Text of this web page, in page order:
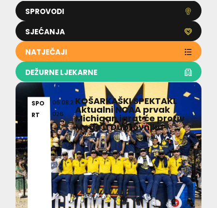
SPROVODI
SJEĆANJA
NATJEČAJI
DEŽURNE LJEKARNE
SPO
RT
06.08.2
026
KOŠARKAŠKI SPEKTAKL
Aktualni NCAA prvak
Michigan igrat će protiv
Mege u Dubrovniku